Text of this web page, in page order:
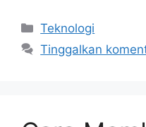
Kategori
Teknologi
Tinggalkan